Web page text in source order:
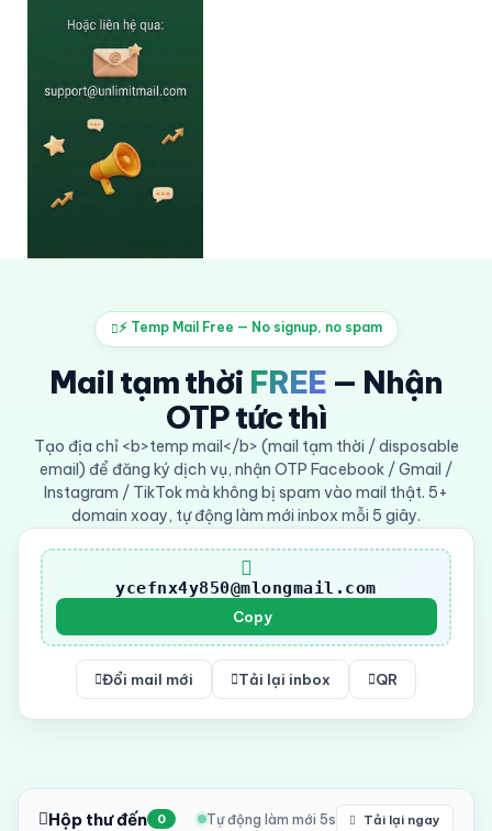
⚡ Temp Mail Free — No signup, no spam
Mail tạm thời FREE — Nhận
OTP tức thì
Tạo địa chỉ <b>temp mail</b> (mail tạm thời / disposable
email) để đăng ký dịch vụ, nhận OTP Facebook / Gmail /
Instagram / TikTok mà không bị spam vào mail thật. 5+
domain xoay, tự động làm mới inbox mỗi 5 giây.
ycefnx4y850@mlongmail.com
Copy
Đổi mail mới Tải lại inbox QR
Hộp thư đến 0 Tự động làm mới 5s Tải lại ngay